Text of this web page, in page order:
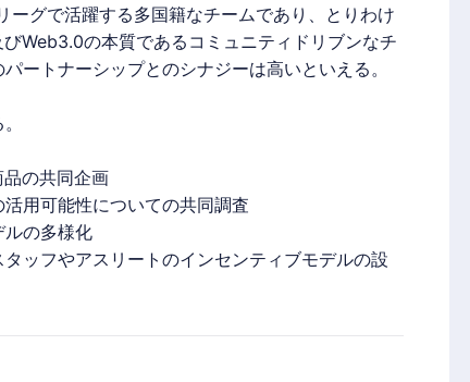
グで活躍する多国籍なチームであり、とりわけ
Web3.0の本質であるコミュニティドリブンなチ
ートナーシップとのシナジーは高いといえる。
の共同企画
用可能性についての共同調査
ルの多様化
ッフやアスリートのインセンティブモデルの設